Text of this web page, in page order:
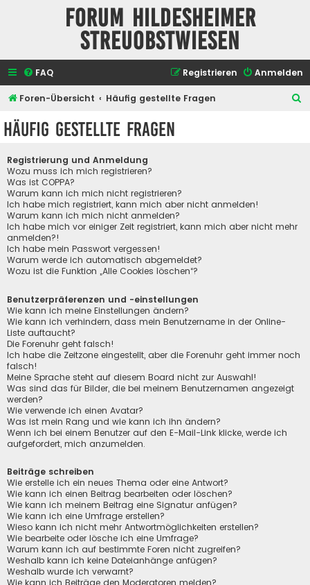
Forum Hildesheimer
Streuobstwiesen
FAQ Anmelden
Registrieren
Foren-Übersicht Häufig gestellte Fragen
Häufig gestellte Fragen
Registrierung und Anmeldung
Wozu muss ich mich registrieren?
Was ist COPPA?
Warum kann ich mich nicht registrieren?
Ich habe mich registriert, kann mich aber nicht anmelden!
Warum kann ich mich nicht anmelden?
Ich habe mich vor einiger Zeit registriert, kann mich aber nicht mehr
anmelden?!
Ich habe mein Passwort vergessen!
Warum werde ich automatisch abgemeldet?
Wozu ist die Funktion „Alle Cookies löschen“?
Benutzerpräferenzen und -einstellungen
Wie kann ich meine Einstellungen ändern?
Wie kann ich verhindern, dass mein Benutzername in der Online-
Liste auftaucht?
Die Forenuhr geht falsch!
Ich habe die Zeitzone eingestellt, aber die Forenuhr geht immer noch
falsch!
Meine Sprache steht auf diesem Board nicht zur Auswahl!
Was sind das für Bilder, die bei meinem Benutzernamen angezeigt
werden?
Wie verwende ich einen Avatar?
Was ist mein Rang und wie kann ich ihn ändern?
Wenn ich bei einem Benutzer auf den E-Mail-Link klicke, werde ich
aufgefordert, mich anzumelden.
Beiträge schreiben
Wie erstelle ich ein neues Thema oder eine Antwort?
Wie kann ich einen Beitrag bearbeiten oder löschen?
Wie kann ich meinem Beitrag eine Signatur anfügen?
Wie kann ich eine Umfrage erstellen?
Wieso kann ich nicht mehr Antwortmöglichkeiten erstellen?
Wie bearbeite oder lösche ich eine Umfrage?
Warum kann ich auf bestimmte Foren nicht zugreifen?
Weshalb kann ich keine Dateianhänge anfügen?
Weshalb wurde ich verwarnt?
Wie kann ich Beiträge den Moderatoren melden?